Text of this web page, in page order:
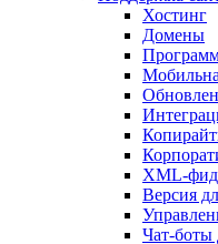
Хостинг
Домены
XML-фид
Версия
Чат-боты